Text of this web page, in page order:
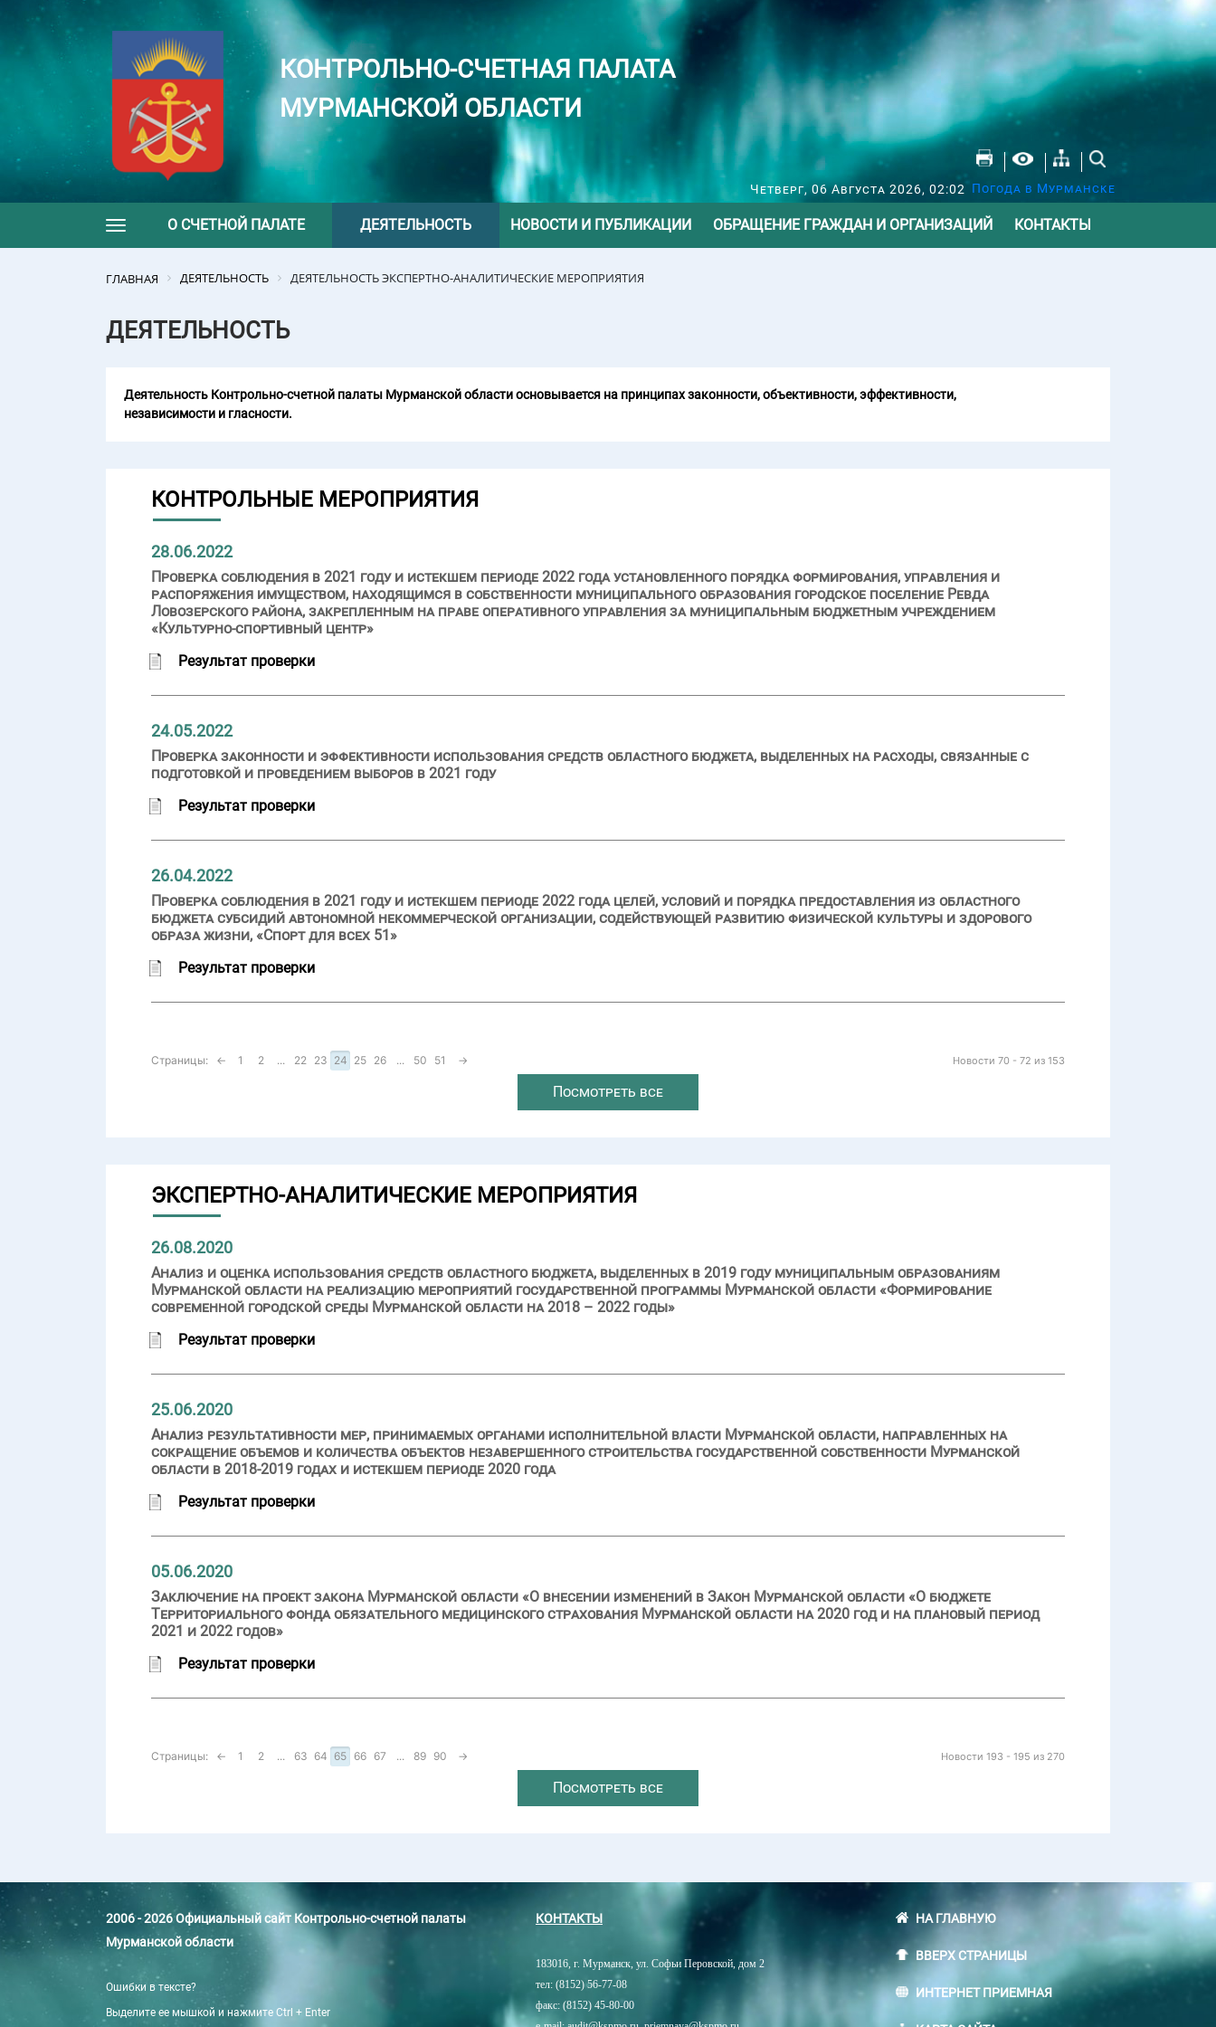
КОНТРОЛЬНО-СЧЕТНАЯ ПАЛАТА
МУРМАНСКОЙ ОБЛАСТИ
Четверг, 06 Августа 2026, 02:02 Погода в Мурманске
Toggle navigation
О СЧЕТНОЙ ПАЛАТЕ ДЕЯТЕЛЬНОСТЬ НОВОСТИ И ПУБЛИКАЦИИ ОБРАЩЕНИЕ ГРАЖДАН И ОРГАНИЗАЦИЙ КОНТАКТЫ
ГЛАВНАЯ ДЕЯТЕЛЬНОСТЬ ДЕЯТЕЛЬНОСТЬ ЭКСПЕРТНО-АНАЛИТИЧЕСКИЕ МЕРОПРИЯТИЯ
ДЕЯТЕЛЬНОСТЬ
Деятельность Контрольно-счетной палаты Мурманской области основывается на принципах законности, объективности, эффективности,
независимости и гласности.
КОНТРОЛЬНЫЕ МЕРОПРИЯТИЯ
28.06.2022
Проверка соблюдения в 2021 году и истекшем периоде 2022 года установленного порядка формирования, управления и
распоряжения имуществом, находящимся в собственности муниципального образования городское поселение Ревда
Ловозерского района, закрепленным на праве оперативного управления за муниципальным бюджетным учреждением
«Культурно-спортивный центр»
Результат проверки
24.05.2022
Проверка законности и эффективности использования средств областного бюджета, выделенных на расходы, связанные с
подготовкой и проведением выборов в 2021 году
Результат проверки
26.04.2022
Проверка соблюдения в 2021 году и истекшем периоде 2022 года целей, условий и порядка предоставления из областного
бюджета субсидий автономной некоммерческой организации, содействующей развитию физической культуры и здорового
образа жизни, «Спорт для всех 51»
Результат проверки
Новости 70 - 72 из 153
Страницы: ← 1 2 ... 22 23 24 25 26 ... 50 51 →
Посмотреть все
ЭКСПЕРТНО-АНАЛИТИЧЕСКИЕ МЕРОПРИЯТИЯ
26.08.2020
Анализ и оценка использования средств областного бюджета, выделенных в 2019 году муниципальным образованиям
Мурманской области на реализацию мероприятий государственной программы Мурманской области «Формирование
современной городской среды Мурманской области на 2018 – 2022 годы»
Результат проверки
25.06.2020
Анализ результативности мер, принимаемых органами исполнительной власти Мурманской области, направленных на
сокращение объемов и количества объектов незавершенного строительства государственной собственности Мурманской
области в 2018-2019 годах и истекшем периоде 2020 года
Результат проверки
05.06.2020
Заключение на проект закона Мурманской области «О внесении изменений в Закон Мурманской области «О бюджете
Территориального фонда обязательного медицинского страхования Мурманской области на 2020 год и на плановый период
2021 и 2022 годов»
Результат проверки
Новости 193 - 195 из 270
Страницы: ← 1 2 ... 63 64 65 66 67 ... 89 90 →
Посмотреть все
2006 - 2026 Официальный сайт Контрольно-счетной палаты
Мурманской области
Ошибки в тексте?
Выделите ее мышкой и нажмите Ctrl + Enter
КОНТАКТЫ
183016, г. Мурманск, ул. Софьи Перовской, дом 2
тел: (8152) 56-77-08
факс: (8152) 45-80-00
НА ГЛАВНУЮ
ВВЕРХ СТРАНИЦЫ
ИНТЕРНЕТ ПРИЕМНАЯ